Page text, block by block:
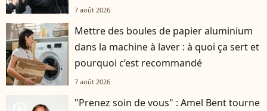
7 août 2026
Mettre des boules de papier aluminium
dans la machine à laver : à quoi ça sert et
pourquoi c’est recommandé
7 août 2026
"Prenez soin de vous" : Amel Bent tourne